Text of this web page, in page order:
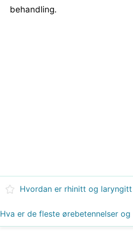
behandling.